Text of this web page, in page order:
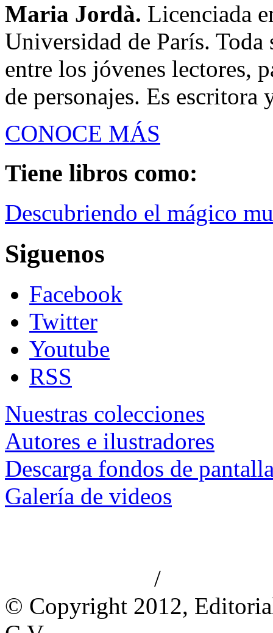
Maria Jordà. Licenciada
Universidad de París.
entre los jóvenes lectores,
de personajes. Es escritora
CONOCE MÁS
Tiene libros como:
Descubriendo el mágico
Siguenos
Facebook
Twitter
Youtube
RSS
Nuestras colecciones
Autores e ilustradores
Descarga fondos de
Galería de videos
/
© Copyright 2012,